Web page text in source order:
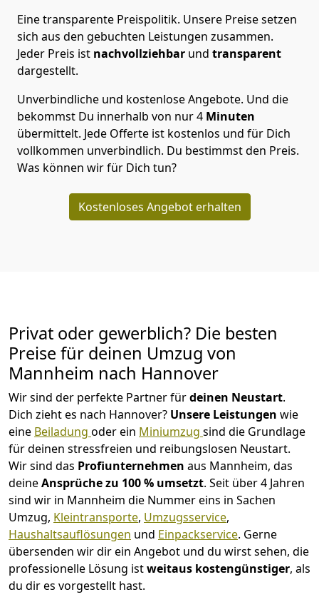
Eine transparente Preispolitik. Unsere Preise setzen
sich aus den gebuchten Leistungen zusammen.
Jeder Preis ist nachvollziehbar und transparent
dargestellt.
Unverbindliche und kostenlose Angebote. Und die
bekommst Du innerhalb von nur4 Minuten
übermittelt. Jede Offerte ist kostenlos und für Dich
vollkommen unverbindlich. Du bestimmst den Preis.
Was können wir für Dich tun?
Kostenloses Angebot erhalten
Privat oder gewerblich? Die besten
Preise für deinen Umzug von
Mannheim nach Hannover
Wir sind der perfekte Partner fürdeinen Neustart.
Dich zieht es nach Hannover? Unsere Leistungen wie
eine Beiladung oder ein Miniumzug sind die Grundlage
für deinen stressfreien und reibungslosen Neustart.
Wir sind das Profiunternehmen aus Mannheim, das
deineAnsprüche zu 100 % umsetzt. Seit über 4 Jahren
sind wir in Mannheim die Nummer eins in Sachen
Umzug, Kleintransporte, Umzugsservice,
Haushaltsauflösungen und Einpackservice. Gerne
übersenden wir dir ein Angebot und du wirst sehen, die
professionelle Lösung istweitaus kostengünstiger, als
du dir es vorgestellt hast.